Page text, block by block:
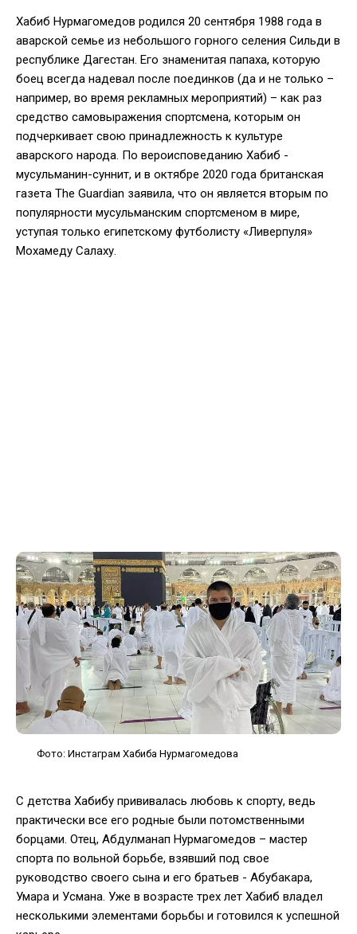
Хабиб Нурмагомедов родился 20 сентября 1988 года в
аварской семье из небольшого горного селения Сильди в
республике Дагестан. Его знаменитая папаха, которую
боец всегда надевал после поединков (да и не только –
например, во время рекламных мероприятий) – как раз
средство самовыражения спортсмена, которым он
подчеркивает свою принадлежность к культуре
аварского народа. По вероисповеданию Хабиб -
мусульманин-суннит, и в октябре 2020 года британская
газета The Guardian заявила, что он является вторым по
популярности мусульманским спортсменом в мире,
уступая только египетскому футболисту «Ливерпуля»
Мохамеду Салаху.
Фото: Инстаграм Хабиба Нурмагомедова
С детства Хабибу прививалась любовь к спорту, ведь
практически все его родные были потомственными
борцами. Отец, Абдулманап Нурмагомедов – мастер
спорта по вольной борьбе, взявший под свое
руководство своего сына и его братьев - Абубакара,
Умара и Усмана. Уже в возрасте трех лет Хабиб владел
несколькими элементами борьбы и готовился к успешной